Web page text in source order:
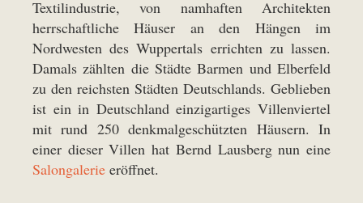
Textilindustrie, von namhaften Architekten
herrschaftliche Häuser an den Hängen im
Nordwesten des Wuppertals errichten zu lassen.
Damals zählten die Städte Barmen und Elberfeld
zu den reichsten Städten Deutschlands. Geblieben
ist ein in Deutschland einzigartiges Villenviertel
mit rund 250 denkmalgeschützten Häusern. In
einer dieser Villen hat Bernd Lausberg nun eine
Salongalerie eröffnet.